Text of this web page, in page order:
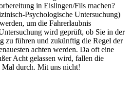
in Eislingen/Fils machen?
Psychologische Untersuchung)
um die Fahrerlaubnis
wird geprüft, ob Sie in der
zu führen und zukünftig die Regel der
achten werden. Da oft eine
Acht gelassen wird, fallen die
Mal durch. Mit uns nicht!